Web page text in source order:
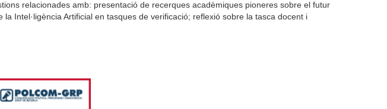
relacionades amb: presentació de recerques acadèmiques pioneres sobre el futur
Intel·ligència Artificial en tasques de verificació; reflexió sobre la tasca docent i